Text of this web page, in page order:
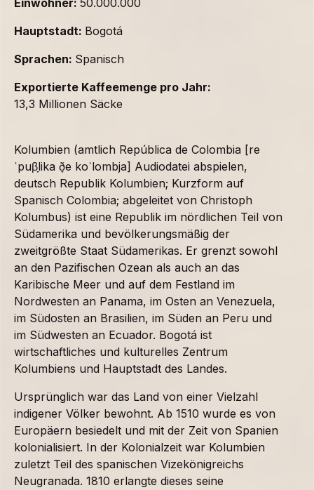
Einwohner: 50.000.000
Hauptstadt: Bogotá
Sprachen: Spanisch
Exportierte Kaffeemenge pro Jahr:
13,3 Millionen Säcke
Kolumbien (amtlich República de Colombia [re
ˈpuβ̞lika ð̞e koˈlombja] Audiodatei abspielen,
deutsch Republik Kolumbien; Kurzform auf
Spanisch Colombia; abgeleitet von Christoph
Kolumbus) ist eine Republik im nördlichen Teil von
Südamerika und bevölkerungsmäßig der
zweitgrößte Staat Südamerikas. Er grenzt sowohl
an den Pazifischen Ozean als auch an das
Karibische Meer und auf dem Festland im
Nordwesten an Panama, im Osten an Venezuela,
im Südosten an Brasilien, im Süden an Peru und
im Südwesten an Ecuador. Bogotá ist
wirtschaftliches und kulturelles Zentrum
Kolumbiens und Hauptstadt des Landes.
Ursprünglich war das Land von einer Vielzahl
indigener Völker bewohnt. Ab 1510 wurde es von
Europäern besiedelt und mit der Zeit von Spanien
kolonialisiert. In der Kolonialzeit war Kolumbien
zuletzt Teil des spanischen Vizekönigreichs
Neugranada. 1810 erlangte dieses seine